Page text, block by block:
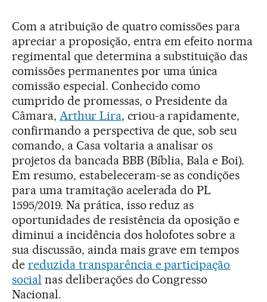
Com a atribuição de quatro comissões para
apreciar a proposição, entra em efeito norma
regimental que determina a substituição das
comissões permanentes por uma única
comissão especial. Conhecido como
cumprido de promessas, o Presidente da
Câmara, Arthur Lira, criou-a rapidamente,
confirmando a perspectiva de que, sob seu
comando, a Casa voltaria a analisar os
projetos da bancada BBB (Bíblia, Bala e Boi).
Em resumo, estabeleceram-se as condições
para uma tramitação acelerada do PL
1595/2019. Na prática, isso reduz as
oportunidades de resistência da oposição e
diminui a incidência dos holofotes sobre a
sua discussão, ainda mais grave em tempos
de reduzida transparência e participação
social nas deliberações do Congresso
Nacional.